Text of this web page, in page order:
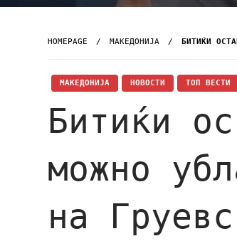
HOMEPAGE МАКЕДОНИЈА БИТИЌИ
МАКЕДОНИЈА НОВОСТИ ТОП ВЕСТИ
Битиќи
можно
на